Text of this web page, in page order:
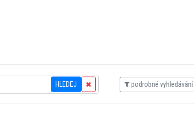
HLEDEJ podrobné vyhledávání